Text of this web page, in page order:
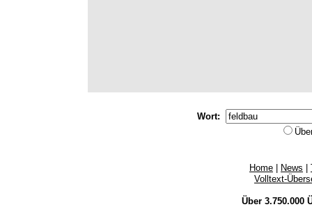
Wort:
Home News
Volltext-
Über 3.750.000